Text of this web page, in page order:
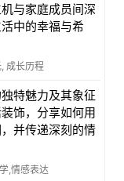
与家庭成员间深
中的幸福与希
成长历程
特魅力及其象征
饰，分享如何用
并传递深刻的情
,情感表达